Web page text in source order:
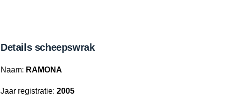
Details scheepswrak
Naam: RAMONA
Jaar registratie: 2005